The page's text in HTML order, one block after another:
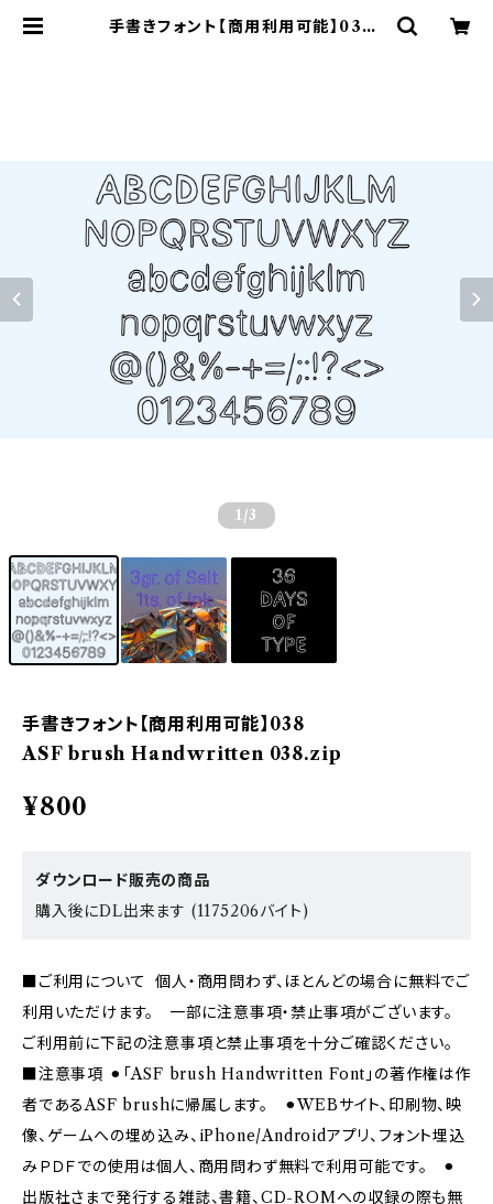
手書きフォント【商用利用可能】038 |
1 /3
手書きフォント【商用利用可能】038
ASF brush Handwritten 038.zip
¥800
ダウンロード販売の商品
購入後にDL出来ます (1175206バイト)
■ご利用について 個人・商用問わず、ほとんどの場合に無料でご
利用いただけます。 一部に注意事項・禁止事項がございます。
ご利用前に下記の注意事項と禁止事項を十分ご確認ください。
■注意事項 ⚫︎「ASF brush Handwritten Font」の著作権は作
者であるASF brushに帰属します。 ⚫︎WEBサイト、印刷物、映
像、ゲームへの埋め込み、iPhone/Androidアプリ、フォント埋込
みＰＤＦでの使用は個人、商用問わず無料で利用可能です。 ⚫︎
出版社さまで発行する雑誌、書籍、CD-ROMへの収録の際も無